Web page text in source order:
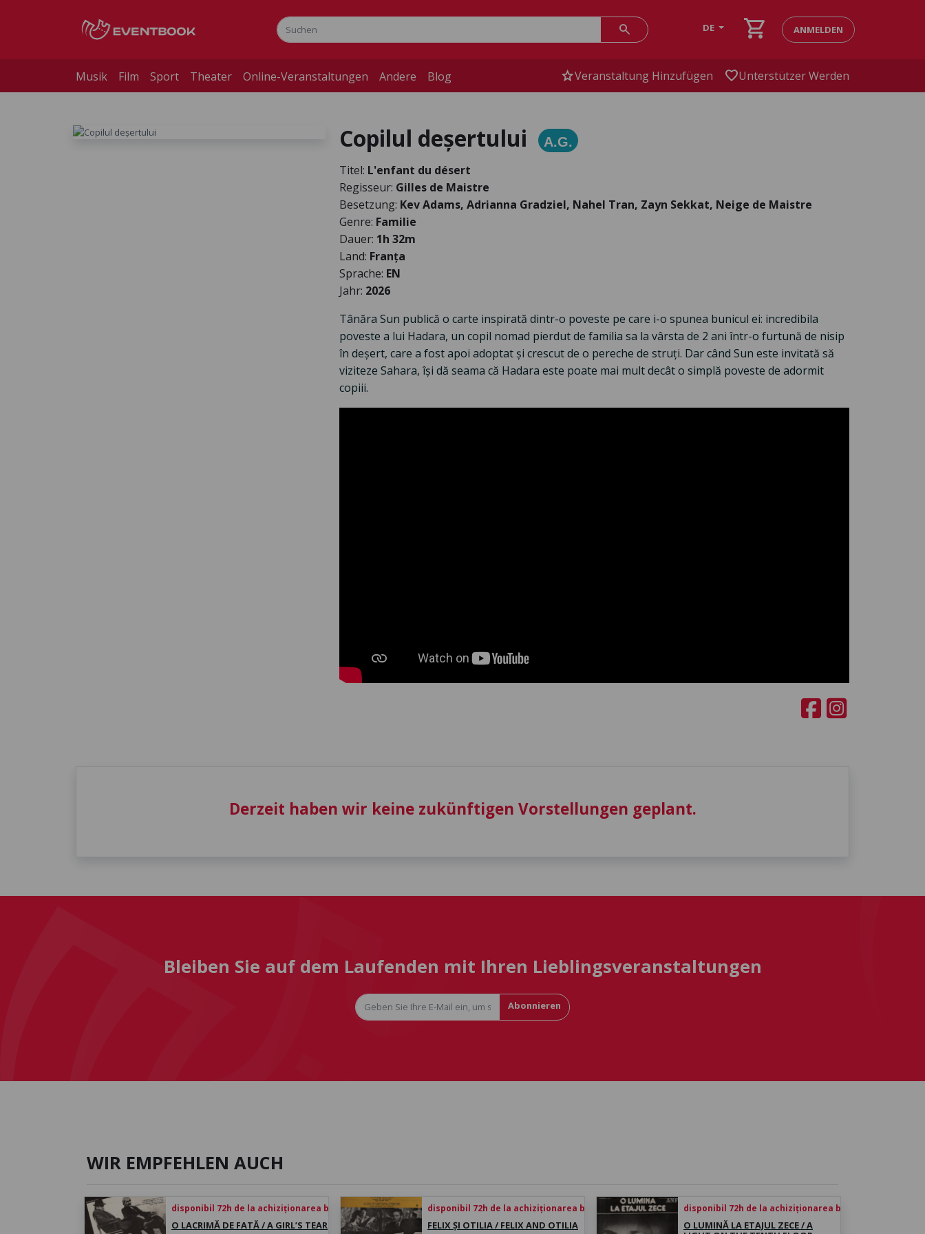
search DE shopping_cart ANMELDEN
Musik Film Sport Theater Online-Veranstaltungen Andere Blog starVeranstaltung Hinzufügen favoriteUnterstützer Werden
Copilul deșertului
A.G.
Titel: L'enfant du désert
Regisseur: Gilles de Maistre
Besetzung: Kev Adams, Adrianna Gradziel, Nahel Tran, Zayn Sekkat, Neige de Maistre
Genre: Familie
Dauer: 1h 32m
Land: Franța
Sprache: EN
Jahr: 2026
Tânăra Sun publică o carte inspirată dintr-o poveste pe care i-o spunea bunicul ei: incredibila
poveste a lui Hadara, un copil nomad pierdut de familia sa la vârsta de 2 ani într-o furtună de nisip
în deșert, care a fost apoi adoptat și crescut de o pereche de struți. Dar când Sun este invitată să
viziteze Sahara, își dă seama că Hadara este poate mai mult decât o simplă poveste de adormit
copiii.
Derzeit haben wir keine zukünftigen Vorstellungen geplant.
Bleiben Sie auf dem Laufenden mit Ihren Lieblingsveranstaltungen
Abonnieren
WIR EMPFEHLEN AUCH
disponibil 72h de la achiziționarea biletului
O LACRIMĂ DE FATĂ / A GIRL’S TEAR
disponibil 72h de la achiziționarea biletului
FELIX ȘI OTILIA / FELIX AND OTILIA
disponibil 72h de la achiziționarea biletului
O LUMINĂ LA ETAJUL ZECE / A